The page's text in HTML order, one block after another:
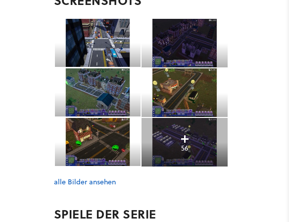
56
alle Bilder ansehen
SPIELE DER SERIE